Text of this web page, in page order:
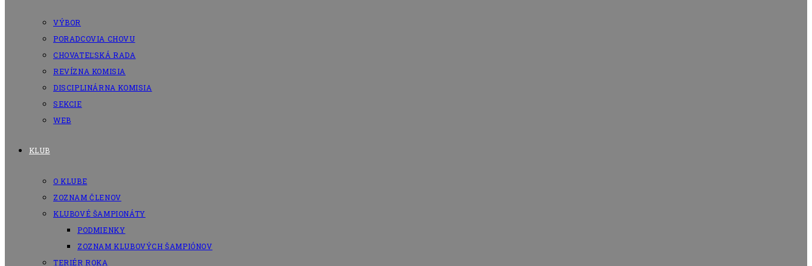
VÝBOR
PORADCOVIA CHOVU
CHOVATEĽSKÁ RADA
REVÍZNA KOMISIA
DISCIPLINÁRNA KOMISIA
SEKCIE
WEB
KLUB
O KLUBE
ZOZNAM ČLENOV
KLUBOVÉ ŠAMPIONÁTY
PODMIENKY
ZOZNAM KLUBOVÝCH ŠAMPIÓNOV
TERIÉR ROKA